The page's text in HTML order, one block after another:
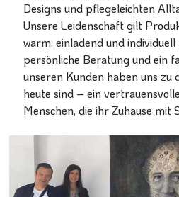
Designs und pflegeleichten
Unsere Leidenschaft gilt
warm, einladend und individuell
persönliche Beratung und ein
unseren Kunden haben uns zu
heute sind – ein
Menschen, die ihr Zuhause mit